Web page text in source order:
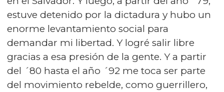
estuve detenido por la dictadura y hubo un
enorme levantamiento social para
demandar mi libertad. Y logré salir libre
gracias a esa presión de la gente. Y a partir
del ´80 hasta el año ´92 me toca ser parte
del movimiento rebelde, como guerrillero,